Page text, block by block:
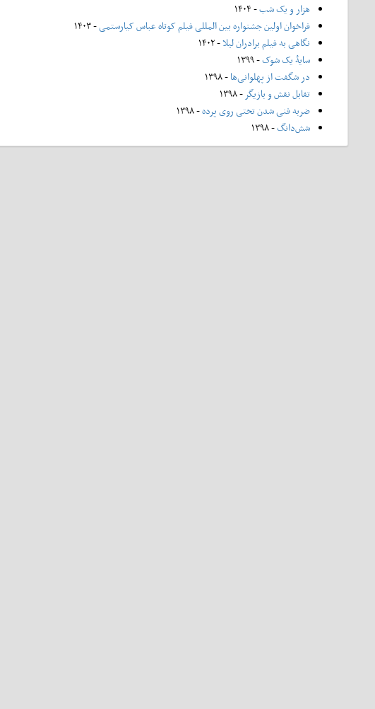
هزار و یک شب- ۱۴۰۴
فراخوان اولین جشنواره بین المللی فیلم کوتاه عباس کیارستمی- ۱۴۰۳
نگاهی به فیلم برادران لیلا- ۱۴۰۲
سایۀ یک شوک- ۱۳۹۹
در شگفت از پهلوانی‌ها- ۱۳۹۸
تقابل نقش و بازیگر - ۱۳۹۸
ضربه فنی شدن تختی روی پرده- ۱۳۹۸
شش‌دانگ- ۱۳۹۸